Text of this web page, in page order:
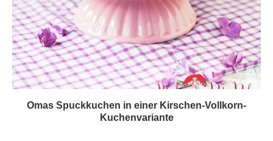
Omas Spuckkuchen in einer Kirschen-Vollkorn-
Kuchenvariante